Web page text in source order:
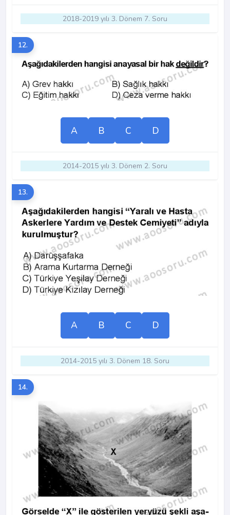
2018-2019 yılı 3. Dönem 7. Soru
12.
A B C D
2014-2015 yılı 3. Dönem 2. Soru
13.
A B C D
2014-2015 yılı 3. Dönem 18. Soru
14.